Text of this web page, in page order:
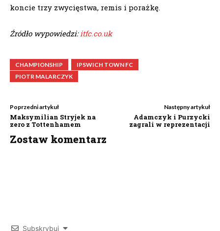
koncie trzy zwycięstwa, remis i porażkę.
Źródło wypowiedzi:itfc.co.uk
CHAMPIONSHIP
IPSWICH TOWN FC
PIOTR MALARCZYK
Poprzedni artykuł
Maksymilian Stryjek na
zero z Tottenhamem
Następny artykuł
Adamczyk i Purzycki
zagrali w reprezentacji
Zostaw komentarz
Subskrybuj